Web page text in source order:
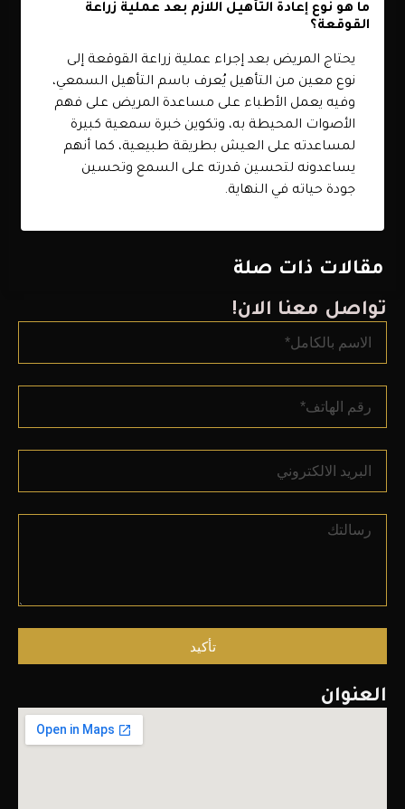
ما هو نوع إعادة التأهيل اللازم بعد عملية زراعة
القوقعة؟
يحتاج المريض بعد إجراء عملية زراعة القوقعة إلى
نوع معين من التأهيل يُعرف باسم التأهيل السمعي،
وفيه يعمل الأطباء على مساعدة المريض على فهم
الأصوات المحيطة به، وتكوين خبرة سمعية كبيرة
لمساعدته على العيش بطريقة طبيعية، كما أنهم
يساعدونه لتحسين قدرته على السمع وتحسين
جودة حياته في النهاية.
مقالات ذات صلة
تواصل معنا الان!
تأكيد
العنوان